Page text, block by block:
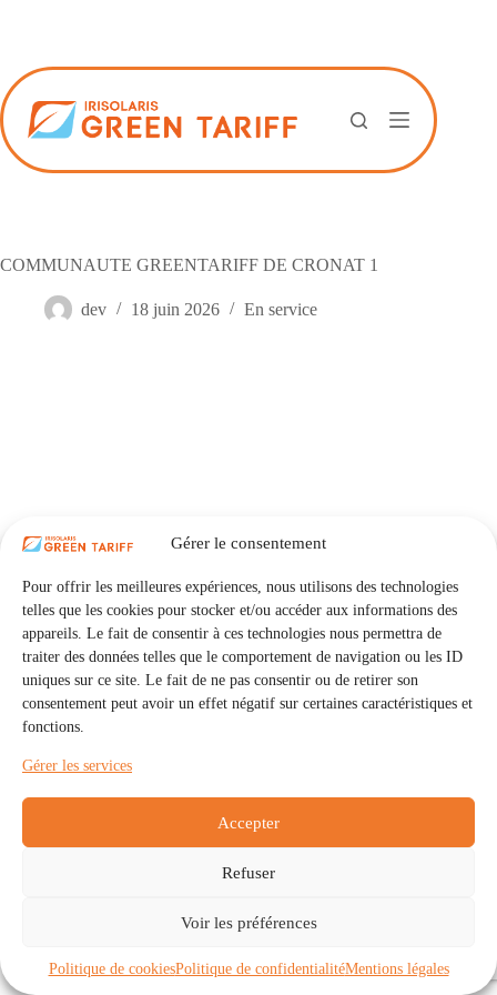
Gérer le consentement
Pour offrir les meilleures expériences, nous utilisons des technologies
telles que les cookies pour stocker et/ou accéder aux informations des
appareils. Le fait de consentir à ces technologies nous permettra de
traiter des données telles que le comportement de navigation ou les ID
uniques sur ce site. Le fait de ne pas consentir ou de retirer son
consentement peut avoir un effet négatif sur certaines caractéristiques et
fonctions.
Gérer les services
Accepter
Refuser
Voir les préférences
Politique de cookiesPolitique de confidentialitéMentions légales
COMMUNAUTE GREENTARIFF DE CRONAT 1
dev 18 juin 2026 En service
Communautés
À propos
Politique de cookies (UE)